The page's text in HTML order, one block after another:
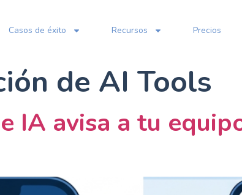
Casos de éxito Recursos Precios
de AI Tools
IA avisa a tu